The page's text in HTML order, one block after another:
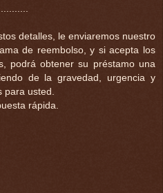
detalles, le enviaremos nuestro
de reembolso, y si acepta los
podrá obtener su préstamo una
de la gravedad, urgencia y
usted.
rápida.